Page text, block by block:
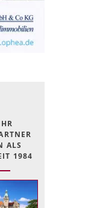
ALS
1984